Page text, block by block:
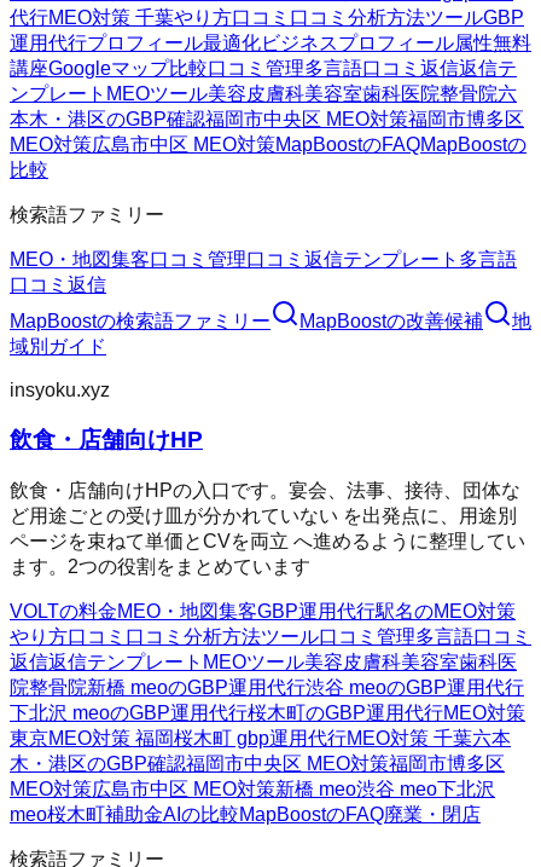
代行MEO対策 千葉やり方口コミ 口コミ分析方法ツールGBP
運用代行プロフィール最適化ビジネスプロフィール属性無料
講座Googleマップ比較口コミ管理多言語口コミ返信返信テ
ンプレート MEOツール美容皮膚科美容室歯科医院整骨院六
本木・港区のGBP確認福岡市中央区 MEO対策福岡市博多区
MEO対策広島市中区 MEO対策MapBoostのFAQMapBoostの
比較
検索語ファミリー
MEO・地図集客口コミ管理口コミ返信テンプレート 多言語
口コミ返信
MapBoostの検索語ファミリー MapBoostの改善候補
地
域別ガイド
insyoku.xyz
飲食・店舗向けHP
飲食・店舗向けHPの入口です。宴会、法事、接待、団体な
ど用途ごとの受け皿が分かれていない を出発点に、用途別
ページを束ねて単価とCVを両立 へ進めるように整理してい
ます。2つの役割をまとめています
VOLTの料金MEO・地図集客GBP運用代行駅名のMEO対策
やり方口コミ 口コミ分析方法ツール口コミ管理多言語口コミ
返信返信テンプレート MEOツール美容皮膚科美容室歯科医
院整骨院新橋 meoのGBP運用代行渋谷 meoのGBP運用代行
下北沢 meoのGBP運用代行桜木町のGBP運用代行MEO対策
東京MEO対策 福岡桜木町 gbp運用代行MEO対策 千葉六本
木・港区のGBP確認福岡市中央区 MEO対策福岡市博多区
MEO対策広島市中区 MEO対策新橋 meo渋谷 meo下北沢
meo桜木町補助金AIの比較MapBoostのFAQ廃業・閉店
検索語ファミリー